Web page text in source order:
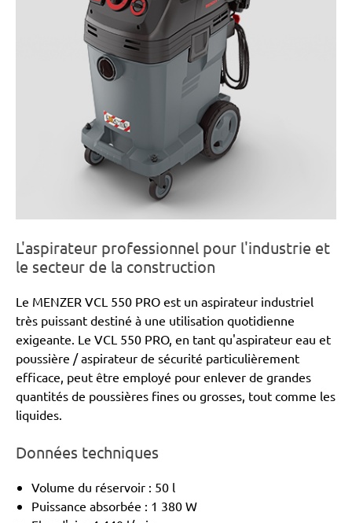
L'aspirateur professionnel pour l'industrie et
le secteur de la construction
Le MENZER VCL 550 PRO est un aspirateur industriel
très puissant destiné à une utilisation quotidienne
exigeante. Le VCL 550 PRO, en tant qu'aspirateur eau et
poussière / aspirateur de sécurité particulièrement
efficace, peut être employé pour enlever de grandes
quantités de poussières fines ou grosses, tout comme les
liquides.
Données techniques
Volume du réservoir : 50 l
Puissance absorbée : 1 380 W